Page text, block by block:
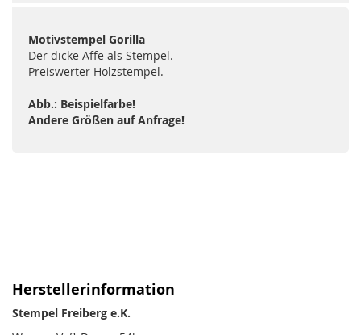
Motivstempel Gorilla
Der dicke Affe als Stempel.
Preiswerter Holzstempel.
Abb.: Beispielfarbe!
Andere Größen auf Anfrage!
Herstellerinformation
Stempel Freiberg e.K.